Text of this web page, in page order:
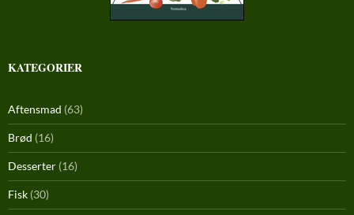
KATEGORIER
Aftensmad (63)
Brød (16)
Desserter (16)
Fisk (30)